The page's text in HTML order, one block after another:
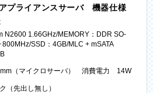
プライアンスサーバ 機器仕様
N2600 1.66GHz/MEMORY：DDR SO-
800MHz/SSD：4GB/MLC + mSATA
（マイクロサーバ） 消費電力 14W
（先出し無し）